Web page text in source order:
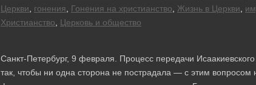
Церкви
гонения Гонения на христианство Жизнь в Церкви
Христианство
Церковь и общество
Санкт-Петербург, 9 февраля. Процесс передачи
так, чтобы ни одна сторона не пострадала — с этим вопросом